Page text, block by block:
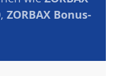
, ZORBAX Bonus-